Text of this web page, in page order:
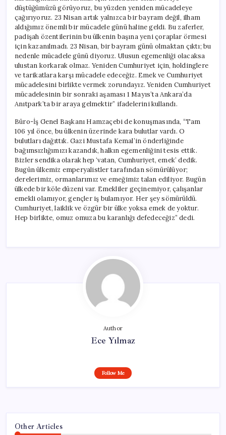
düştüğümüzü görüyoruz, bu yüzden yeniden mücadeleye
çağırıyoruz. 23 Nisan artık yalnızca bir bayram değil, ilham
aldığımız önemli bir mücadele günü haline geldi. Bu zaferler,
padişah özentilerinin bu ülkenin başına yeni çoraplar örmesi
için kazanılmadı. 23 Nisan, bir bayram günü olmaktan çıktı; bu
nedenle mücadele günü diyoruz. Ulusun egemenliği olacaksa
ulustan korkarak olmaz. Yeniden Cumhuriyet için, holdinglere
ve tarikatlara karşı mücadele edeceğiz. Emek ve Cumhuriyet
mücadelesini birlikte vermek zorundayız. Yeniden Cumhuriyet
mücadelesinin bir sonraki aşaması 1 Mayıs’ta Ankara’da
Anıtpark’ta bir araya gelmektir” ifadelerini kullandı.
Büro-İş Genel Başkanı Hamzaçebi de konuşmasında, “Tam
106 yıl önce, bu ülkenin üzerinde kara bulutlar vardı. O
bulutları dağıttık. Gazi Mustafa Kemal’in önderliğinde
bağımsızlığımızı kazandık, halkın egemenliğini tesis ettik.
Bizler sendika olarak hep ‘vatan, Cumhuriyet, emek’ dedik.
Bugün ülkemiz emperyalistler tarafından sömürülüyor;
derelerimiz, ormanlarımız ve emeğimiz talan ediliyor. Bugün
ülkede bir köle düzeni var. Emekliler geçinemiyor, çalışanlar
emekli olamıyor, gençler iş bulamıyor. Her şey sömürüldü.
Cumhuriyet, laiklik ve özgür bir ülke yoksa emek de yoktur.
Hep birlikte, omuz omuza bu karanlığı defedeceğiz” dedi.
Author
Ece Yılmaz
Follow Me
Other Articles